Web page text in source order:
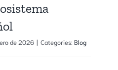
de 2026 | Categories: Blog